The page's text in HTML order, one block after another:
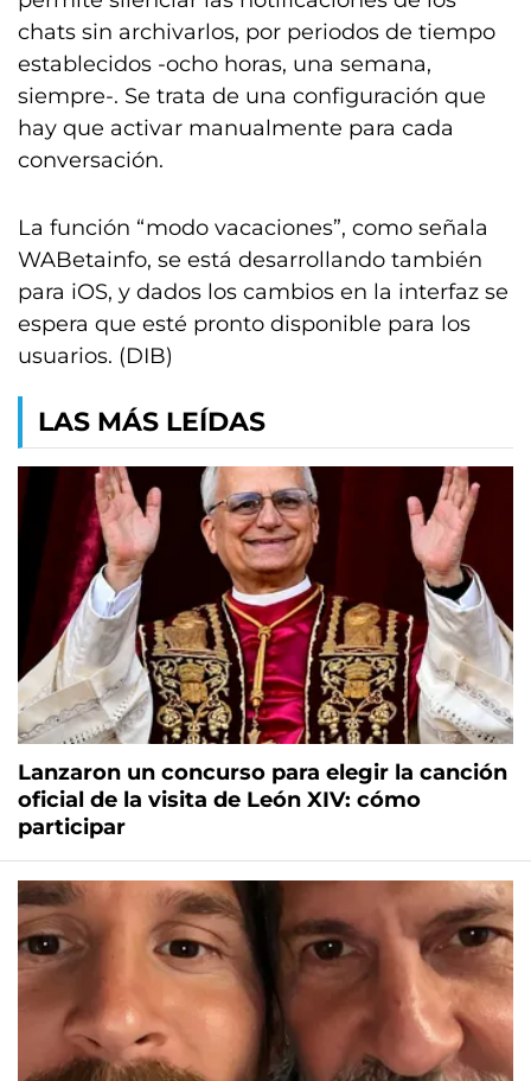
chats sin archivarlos, por periodos de tiempo
establecidos -ocho horas, una semana,
siempre-. Se trata de una configuración que
hay que activar manualmente para cada
conversación.
La función “modo vacaciones”, como señala
WABetainfo, se está desarrollando también
para iOS, y dados los cambios en la interfaz se
espera que esté pronto disponible para los
usuarios. (DIB)
LAS MÁS LEÍDAS
Lanzaron un concurso para elegir la canción
oficial de la visita de León XIV: cómo
participar